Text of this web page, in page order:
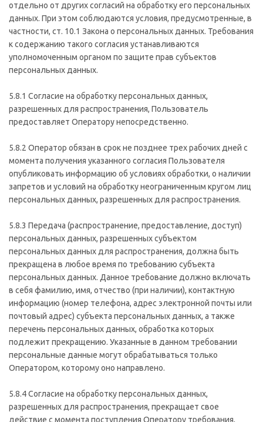
отдельно от других согласий на обработку его персональных
данных. При этом соблюдаются условия, предусмотренные, в
частности, ст. 10.1 Закона о персональных данных. Требования
к содержанию такого согласия устанавливаются
уполномоченным органом по защите прав субъектов
персональных данных.
5.8.1 Согласие на обработку персональных данных,
разрешенных для распространения, Пользователь
предоставляет Оператору непосредственно.
5.8.2 Оператор обязан в срок не позднее трех рабочих дней с
момента получения указанного согласия Пользователя
опубликовать информацию об условиях обработки, о наличии
запретов и условий на обработку неограниченным кругом лиц
персональных данных, разрешенных для распространения.
5.8.3 Передача (распространение, предоставление, доступ)
персональных данных, разрешенных субъектом
персональных данных для распространения, должна быть
прекращена в любое время по требованию субъекта
персональных данных. Данное требование должно включать
в себя фамилию, имя, отчество (при наличии), контактную
информацию (номер телефона, адрес электронной почты или
почтовый адрес) субъекта персональных данных, а также
перечень персональных данных, обработка которых
подлежит прекращению. Указанные в данном требовании
персональные данные могут обрабатываться только
Оператором, которому оно направлено.
5.8.4 Согласие на обработку персональных данных,
разрешенных для распространения, прекращает свое
действие с момента поступления Оператору требования,